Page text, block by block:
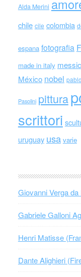
Alda Merini
chile cile colombia
espana fotografia
made in italy
México nobel
Pasolini pittura
scrittori
uruguay usa varie
Giovanni Verga da
Gabriele Galloni
Henri Matisse
Dante Alighieri